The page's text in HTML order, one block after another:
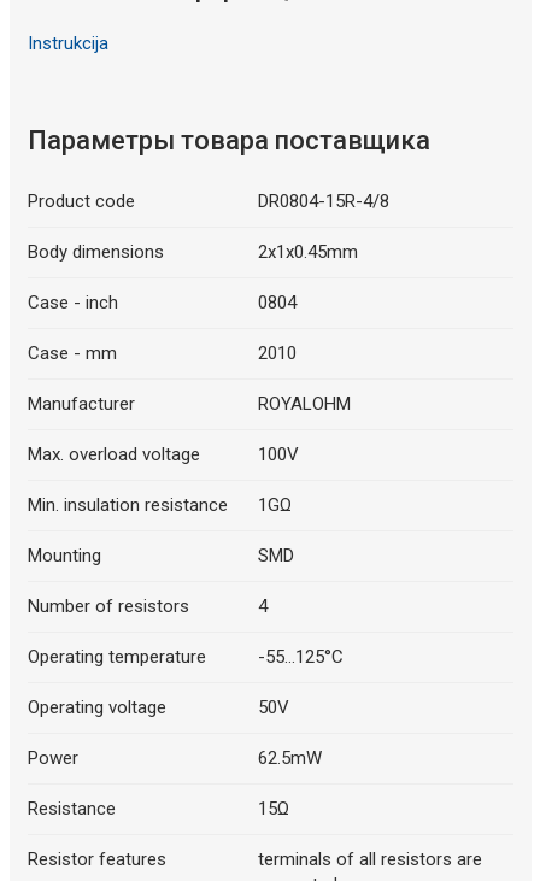
Instrukcija
Параметры товара поставщика
Product code DR0804-15R-4/8
Body dimensions 2x1x0.45mm
Case - inch 0804
Case - mm 2010
Manufacturer ROYALOHM
Max. overload voltage 100V
Min. insulation resistance 1GΩ
Mounting SMD
Number of resistors 4
Operating temperature -55...125°C
Operating voltage 50V
Power 62.5mW
Resistance 15Ω
Resistor features
terminals of all resistors are